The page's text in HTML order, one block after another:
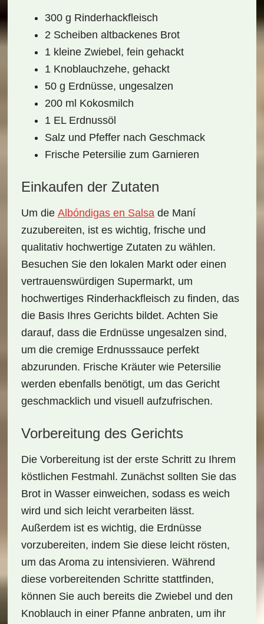
300 g Rinderhackfleisch
2 Scheiben altbackenes Brot
1 kleine Zwiebel, fein gehackt
1 Knoblauchzehe, gehackt
50 g Erdnüsse, ungesalzen
200 ml Kokosmilch
1 EL Erdnussöl
Salz und Pfeffer nach Geschmack
Frische Petersilie zum Garnieren
Einkaufen der Zutaten
Um die Albóndigas en Salsade Maní
zuzubereiten, ist es wichtig, frische und
qualitativ hochwertige Zutaten zu wählen.
Besuchen Sie den lokalen Markt oder einen
vertrauenswürdigen Supermarkt, um
hochwertiges Rinderhackfleisch zu finden, das
die Basis Ihres Gerichts bildet. Achten Sie
darauf, dass die Erdnüsseungesalzen sind,
um die cremige Erdnusssauceperfekt
abzurunden. Frische Kräuter wie Petersilie
werden ebenfalls benötigt, um das Gericht
geschmacklich und visuell aufzufrischen.
Vorbereitung des Gerichts
Die Vorbereitung ist der erste Schritt zu Ihrem
köstlichen Festmahl. Zunächst sollten Sie das
Brotin Wasser einweichen, sodass es weich
wird und sich leicht verarbeiten lässt.
Außerdem ist es wichtig, die Erdnüsse
vorzubereiten, indem Sie diese leicht rösten,
um das Aroma zu intensivieren. Während
diese vorbereitenden Schritte stattfinden,
können Sie auch bereits die Zwiebel und den
Knoblauch in einer Pfanne anbraten, um ihr